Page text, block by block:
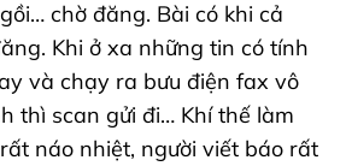
chờ đăng. Bài có khi cả
Khi ở xa những tin có tính
và chạy ra bưu điện fax vô
thì scan gửi đi… Khí thế làm
náo nhiệt, người viết báo rất